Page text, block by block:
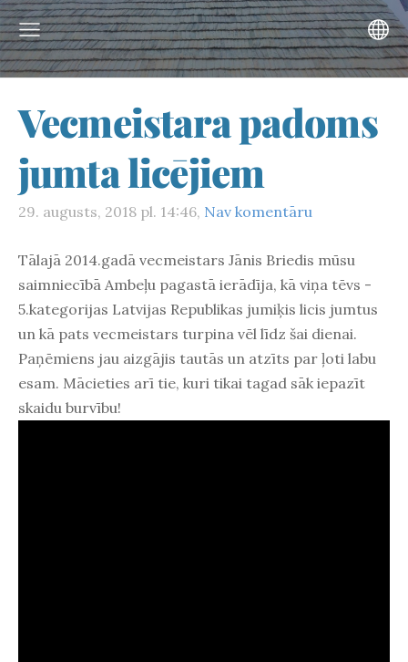
Vecmeistara padoms
jumta licējiem
29. augusts, 2018 pl. 14:46, Nav komentāru
Tālajā 2014.gadā vecmeistars Jānis Briedis mūsu
saimniecībā Ambeļu pagastā ierādīja, kā viņa tēvs -
5.kategorijas Latvijas Republikas jumiķis licis jumtus
un kā pats vecmeistars turpina vēl līdz šai dienai.
Paņēmiens jau aizgājis tautās un atzīts par ļoti labu
esam. Mācieties arī tie, kuri tikai tagad sāk iepazīt
skaidu burvību!